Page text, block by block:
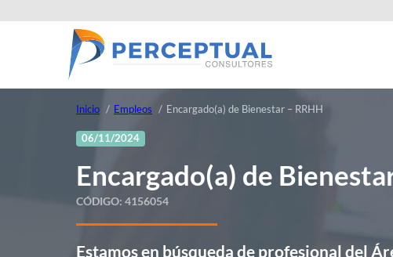
Inicio Empleos Encargado(a) de Bienestar – RRHH
06/11/2024
Encargado(a) de
CÓDIGO: 4156054
Estamos en búsqueda de profesional del